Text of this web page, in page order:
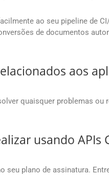
ao seu pipeline de
de documentos
aos
quaisquer problemas ou
usando APIs
plano de assinatura.